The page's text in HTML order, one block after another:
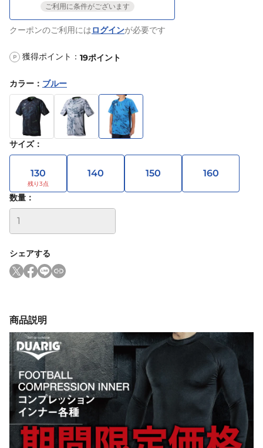
ご利用に条件がございます
クーポンのご利用にはログインが必要です
P 獲得ポイント： 19ポイント
カラー ： ブルー
サイズ：
130 140 150 160
数量：
シェアする
商品説明